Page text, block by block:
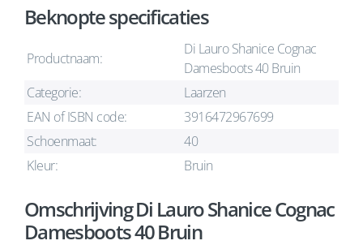
Beknopte specificaties
Productnaam:
Di Lauro Shanice Cognac
Damesboots 40 Bruin
Categorie:
Laarzen
EAN of ISBN code:
3916472967699
Schoenmaat:
40
Kleur:
Bruin
Omschrijving Di Lauro Shanice Cognac
Damesboots 40 Bruin